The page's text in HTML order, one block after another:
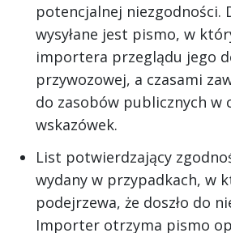
potencjalnej niezgodności.
wysyłane jest pismo, w
importera przeglądu jego
przywozowej, a czasami
do zasobów publicznych w
wskazówek.
List potwierdzający
wydany w przypadkach, w
podejrzewa, że doszło do
Importer otrzyma pismo